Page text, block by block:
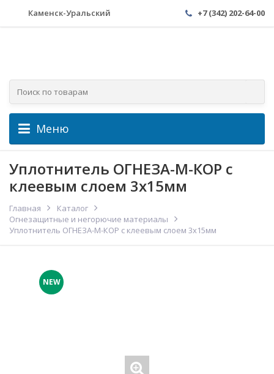
Каменск-Уральский +7 (342) 202-64-00
Меню
Уплотнитель ОГНЕЗА-М-КОР с
клеевым слоем 3x15мм
Главная
Каталог
Огнезащитные и негорючие материалы
Уплотнитель ОГНЕЗА-М-КОР с клеевым слоем 3x15мм
NEW